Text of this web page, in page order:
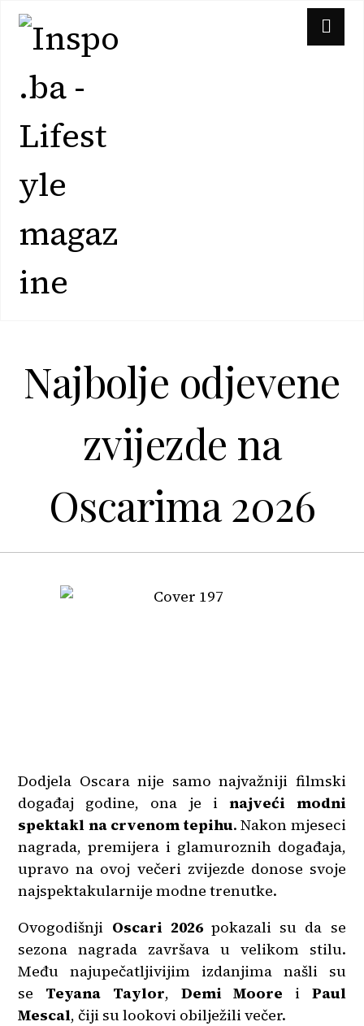
Najbolje odjevene
zvijezde na
Oscarima 2026
Dodjela Oscara nije samo najvažniji filmski
događaj godine, ona je i najveći modni
spektakl na crvenom tepihu. Nakon mjeseci
nagrada, premijera i glamuroznih događaja,
upravo na ovoj večeri zvijezde donose svoje
najspektakularnije modne trenutke.
Ovogodišnji Oscari 2026pokazali su da se
sezona nagrada završava u velikom stilu.
Među najupečatljivijim izdanjima našli su
se Teyana Taylor, Demi Moore i Paul
Mescal, čiji su lookovi obilježili večer.